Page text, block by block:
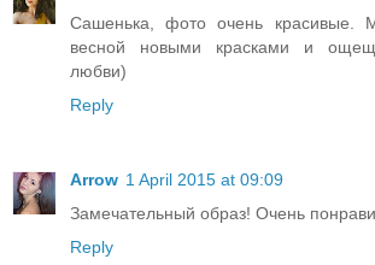
Сашенька, фото очень красивые.
весной новыми красками и
любви)
Reply
Arrow 1 April 2015 at 09:09
Замечательный образ! Очень
Reply